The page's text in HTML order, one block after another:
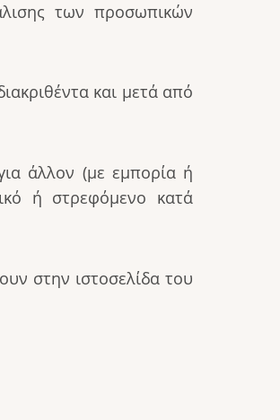
των προσωπικών
και μετά από
άλλον (με εμπορία ή
ή στρεφόμενο κατά
στην ιστοσελίδα του